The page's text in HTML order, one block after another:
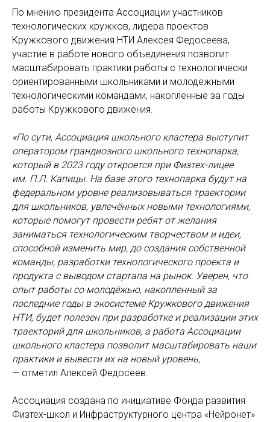
По мнению президента Ассоциации участников
технологических кружков, лидера проектов
Кружкового движения НТИ Алексея Федосеева,
участие в работе нового объединения позволит
масштабировать практики работы с технологически
ориентированными школьниками и молодёжными
технологическими командами, накопленные за годы
работы Кружкового движения.
«По сути, Ассоциация школьного кластера выступит
оператором грандиозного школьного технопарка,
который в 2023 году откроется при Физтех-лицее
им. П.Л. Капицы. На базе этого технопарка будут на
федеральном уровне реализовываться траектории
для школьников, увлечённых новыми технологиями,
которые помогут провести ребят от желания
заниматься технологическим творчеством и идеи,
способной изменить мир, до создания собственной
команды, разработки технологического проекта и
продукта с выводом стартапа на рынок. Уверен, что
опыт работы со молодёжью, накопленный за
последние годы в экосистеме Кружкового движения
НТИ, будет полезен при разработке и реализации этих
траекторий для школьников, а работа Ассоциации
школьного кластера позволит масштабировать наши
практики и вывести их на новый уровень,
— отметил Алексей Федосеев.
Ассоциация создана по инициативе Фонда развития
Физтех-школ и Инфраструктурного центра «Нейронет»